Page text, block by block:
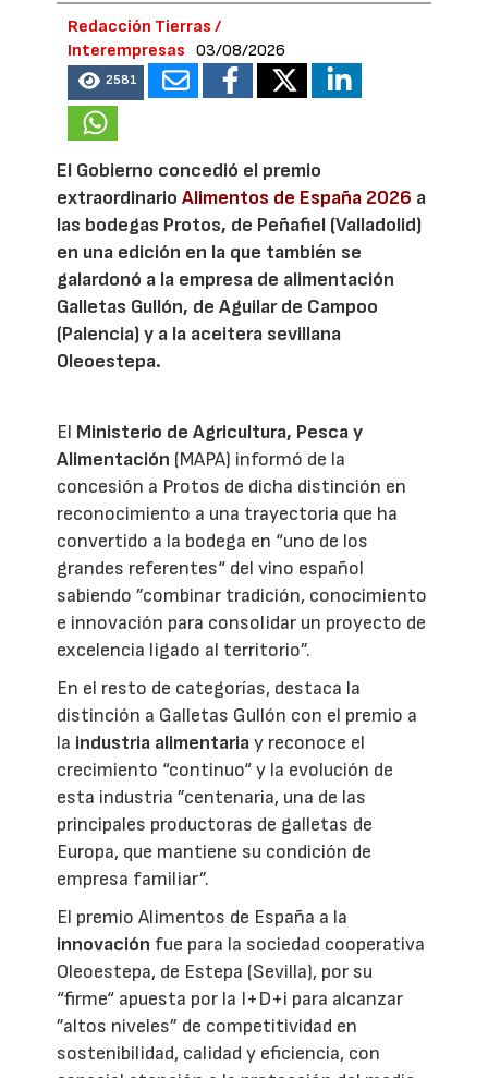
Redacción Tierras /
Interempresas
03/08/2026
2581
El Gobierno concedió el premio
extraordinarioAlimentos de España 2026 a
las bodegas Protos, de Peñafiel (Valladolid)
en una edición en la que también se
galardonó a la empresa de alimentación
Galletas Gullón, de Aguilar de Campoo
(Palencia) y a la aceitera sevillana
Oleoestepa.
El Ministerio de Agricultura, Pesca y
Alimentación (MAPA) informó de la
concesión a Protos de dicha distinción en
reconocimiento a una trayectoria que ha
convertido a la bodega en “uno de los
grandes referentes“ del vino español
sabiendo ”combinar tradición, conocimiento
e innovación para consolidar un proyecto de
excelencia ligado al territorio”.
En el resto de categorías, destaca la
distinción a Galletas Gullón con el premio a
la industria alimentariay reconoce el
crecimiento “continuo“ y la evolución de
esta industria ”centenaria, una de las
principales productoras de galletas de
Europa, que mantiene su condición de
empresa familiar”.
El premio Alimentos de España a la
innovación fue para la sociedad cooperativa
Oleoestepa, de Estepa (Sevilla), por su
“firme“ apuesta por la I+D+i para alcanzar
”altos niveles” de competitividad en
sostenibilidad, calidad y eficiencia, con